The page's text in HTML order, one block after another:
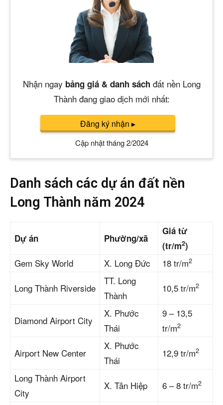
Nhận ngay bảng giá & danh sáchđất nền Long
Thành đang giao dịch mới nhất:
Đăng ký nhận ▸
Cập nhật tháng 2/2024
Danh sách các dự án đất nền
Long Thành năm 2024
Dự án Phường/xã
Giá từ
(tr/m2)
Gem Sky World X. Long Đức 18 tr/m2
Long Thành Riverside
TT. Long
Thành
10,5 tr/m2
Diamond Airport City
X. Phước
Thái
9 – 13,5
tr/m2
Airport New Center
X. Phước
Thái
12,9 tr/m2
Long Thành Airport
City
X. Tân Hiệp 6 – 8 tr/m2